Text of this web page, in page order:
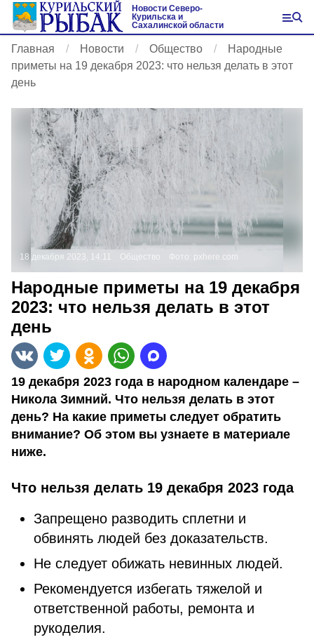
Новости Северо-
Курильска и
Сахалинской области
Главная Новости Общество
Народные
приметы на 19 декабря 2023: что нельзя делать в этот
день
18 декабря 2023, 14:11 Общество Фото: pxhere.com
Народные приметы на 19 декабря
2023: что нельзя делать в этот
день
19 декабря 2023 года в народном календаре –
Никола Зимний. Что нельзя делать в этот
день? На какие приметы следует обратить
внимание? Об этом вы узнаете в материале
ниже.
Что нельзя делать 19 декабря 2023 года
Запрещено разводить сплетни и
обвинять людей без доказательств.
Не следует обижать невинных людей.
Рекомендуется избегать тяжелой и
ответственной работы, ремонта и
рукоделия.